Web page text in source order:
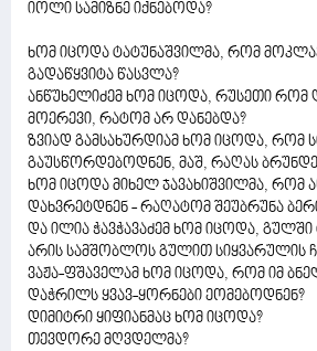
იოლი სამიზნე იქნებოდა?
ხომ იცოდა ტატუნაშვილმა, რომ
გადაწყვიტა წასვლა?
ანწუხელიძემ ხომ იცოდა, რუსეთი რომ
მოერევი, რატომ არ დანებდა?
ზვიად გამსახურდიამ ხომ იცოდა, რომ
გაუსწორდებოდნენ, მაშ, რაღას
ხომ იცოდა მიხელ ჯავახიშვილმა, რომ
დახვრეტდნენ - რაღატომ შეუბრუნა
და ილია ჭავჭავაძემ ხომ იცოდა,
არის სამშობლოს გულით სიყვარულის
ვაჟა-ფშაველამ ხომ იცოდა, რომ იმ
დაჭრილს ყვავ-ყორნები ეომებოდნენ?
დიმიტრი ყიფიანმაც ხომ იცოდა?
თევდორე მღვდელმა?